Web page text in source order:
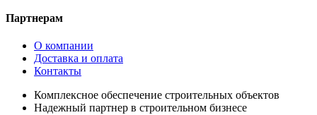
Партнерам
О компании
Доставка и оплата
Контакты
Комплексное обеспечение строительных объектов
Надежный партнер в строительном бизнесе